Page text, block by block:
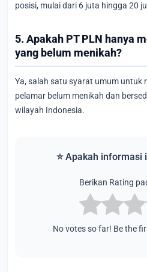
posisi, mulai dari 6 juta hingga 20
5. Apakah PT PLN hanya
yang belum menikah?
Ya, salah satu syarat umum untuk
pelamar belum menikah dan
wilayah Indonesia.
⭐ Apakah informasi
Berikan Rating
No votes so far! Be the